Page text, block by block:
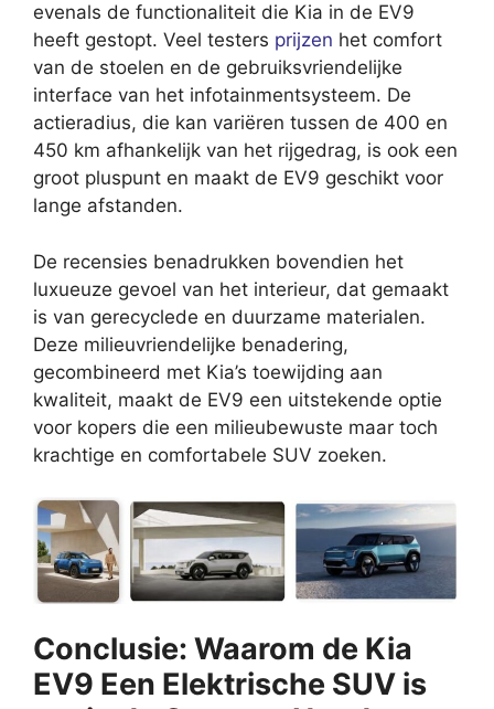
evenals de functionaliteit die Kia in de EV9
heeft gestopt. Veel testers prijzen het comfort
van de stoelen en de gebruiksvriendelijke
interface van het infotainmentsysteem. De
actieradius, die kan variëren tussen de 400 en
450 km afhankelijk van het rijgedrag, is ook een
groot pluspunt en maakt de EV9 geschikt voor
lange afstanden.
De recensies benadrukken bovendien het
luxueuze gevoel van het interieur, dat gemaakt
is van gerecyclede en duurzame materialen.
Deze milieuvriendelijke benadering,
gecombineerd met Kia’s toewijding aan
kwaliteit, maakt de EV9 een uitstekende optie
voor kopers die een milieubewuste maar toch
krachtige en comfortabele SUV zoeken.
Conclusie: Waarom de Kia
EV9 Een Elektrische SUV is